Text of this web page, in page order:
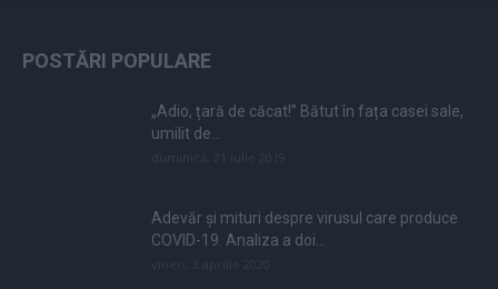
POSTĂRI POPULARE
„Adio, țară de căcat!” Bătut în fața casei sale,
umilit de...
Adevăr și mituri despre virusul care produce
COVID-19. Analiza a doi...